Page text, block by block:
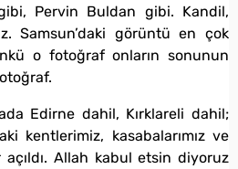
Pervin Buldan gibi. Kandil,
Samsun’daki görüntü en çok
o fotoğraf onların sonunun
Edirne dahil, Kırklareli dahil;
kentlerimiz, kasabalarımız ve
Allah kabul etsin diyoruz